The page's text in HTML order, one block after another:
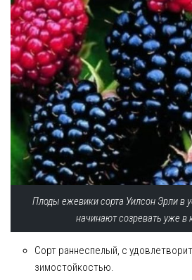
Плоды ежевики сорта Уилсон Эрли в
начинают созревать уже в
Сорт раннеспелый, с
зимостойкостью.